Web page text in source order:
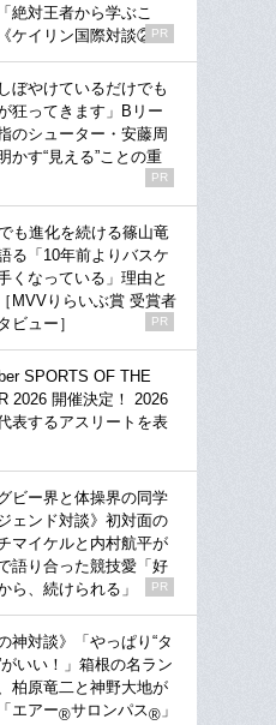
絶対王者から学ぶこ
ケイリン国際対談②》
PR
しぼやけているだけでも
狂ってきます」Bリー
のシューター・安藤周
かす“見える”ことの重
PR
も進化を続ける篠山竜
る「10年前よりバスケ
くなっている」理由と
MVVりらいぶ賞 受賞者
ビュー］
PR
SPORTS OF THE
2026 開催決定！ 2026
表するアスリートを表
グビー界と体操界の同学
ェンド対談》初対面の
マイケルと内村航平が
語り合った競技愛「好
ら、続けられる」
PR
神対談》「やっぱり“タ
がいい！」箱根の名ラン
柏原竜二と神野大地が
エアー®サロンパス® 」